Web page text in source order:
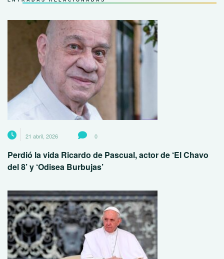
21 abril, 2026 0
Perdió la vida Ricardo de Pascual, actor de ‘El Chavo
del 8’ y ‘Odisea Burbujas’